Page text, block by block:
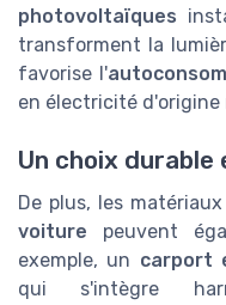
photovoltaïques
transforment la
favorise l'
en électricité d'origine
Un choix durable
De plus, les
voiture peuvent
exemple, un carport
qui s'intègre